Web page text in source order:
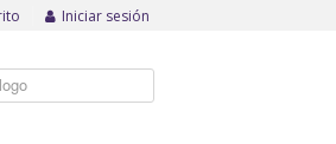
Iniciar sesión